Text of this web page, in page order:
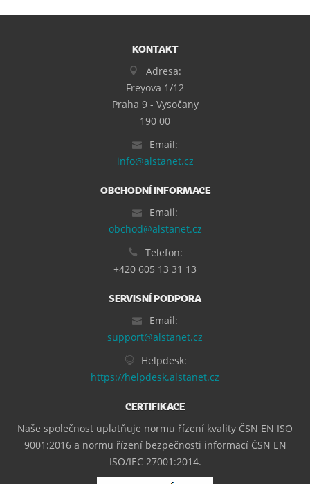
KONTAKT
Adresa:
Freyova 1/12
Praha 9 - Vysočany
190 00
Email:
info@alstanet.cz
OBCHODNÍ INFORMACE
Email:
obchod@alstanet.cz
Telefon:
+420 605 13 31 13
SERVISNÍ PODPORA
Email:
support@alstanet.cz
Helpdesk:
https://helpdesk.alstanet.cz
CERTIFIKACE
Naše společnost uplatňuje normu řízení kvality ČSN EN ISO
9001:2016 a normu řízení bezpečnosti informací ČSN EN
ISO/IEC 27001:2014.